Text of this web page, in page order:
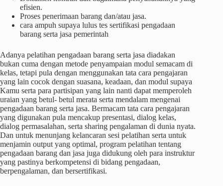
efisien.
Proses penerimaan barang dan/atau jasa.
cara ampuh supaya lulus tes sertifikasi pengadaan
barang serta jasa pemerintah
Adanya pelatihan pengadaan barang serta jasa diadakan
bukan cuma dengan metode penyampaian modul semacam di
kelas, tetapi pula dengan menggunakan tata cara pengajaran
yang lain cocok dengan suasana, keadaan, dan modul supaya
Kamu serta para partisipan yang lain nanti dapat memperoleh
uraian yang betul- betul merata serta mendalam mengenai
pengadaan barang serta jasa. Bermacam tata cara pengajaran
yang digunakan pula mencakup presentasi, dialog kelas,
dialog permasalahan, serta sharing pengalaman di dunia nyata.
Dan untuk menunjang kelancaran sesi pelatihan serta untuk
menjamin output yang optimal, program pelatihan tentang
pengadaan barang dan jasa juga didukung oleh para instruktur
yang pastinya berkompetensi di bidang pengadaan,
berpengalaman, dan bersertifikasi.